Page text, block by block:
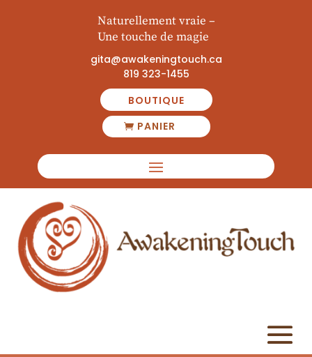
Naturellement vraie –
Une touche de magie
gita@awakeningtouch.ca
819 323-1455
BOUTIQUE
PANIER